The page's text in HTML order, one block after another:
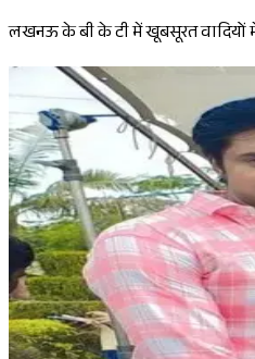
लखनऊ के बी के टी में खूबसूरत वादियों